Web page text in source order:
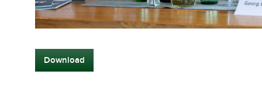
Download